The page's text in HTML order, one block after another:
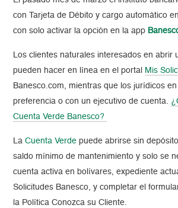
con Tarjeta de Débito y cargo automático
con solo activar la opción en la app
Los clientes naturales interesados en abrir
pueden hacer en línea en el portal
Mis
Banesco.com, mientras que los jurídicos
preferencia o con un ejecutivo de cuenta.
Cuenta Verde Banesco?
LaCuenta Verde puede abrirse sin
saldo mínimo de mantenimiento y solo se
cuenta activa en bolívares, expediente
Solicitudes Banesco, y completar el
la Política Conozca su Cliente.